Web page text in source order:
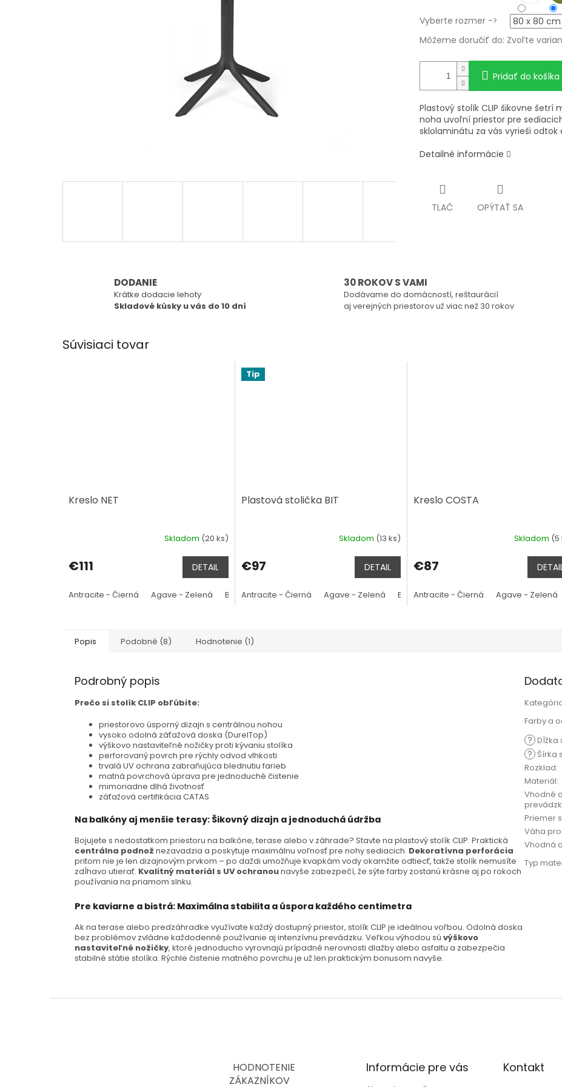
Vyberte rozmer ->
Môžeme doručiť do: Zvoľte
Pridať do košíka
Plastový stolík CLIP šikovne
noha uvoľní priestor pre
sklolaminátu za vás vyrieši odtok
Detailné informácie
TLAČ OPÝTAŤ SA
DODANIE
Krátke dodacie lehoty
Skladové kúsky u vás do 10 dní
30 ROKOV S VAMI
Dodávame do domácností, reštaurácií
aj verejných priestorov už viac než 30 rokov
Súvisiaci tovar
Kreslo NET
produktu
je
z
5
Skladom (20 ks)
€111 DETAIL
Antracite - Čierná Agave - Zelená Bianco - Biela Corallo - Červená Salice - modrá Senape - žltá Tortora - sivá
Tip
Plastová stolička BIT
Skladom (13 ks)
€97 DETAIL
Antracite - Čierná Agave - Zelená Bianco - Biela Corallo - Červená
Kreslo COSTA
Skladom (5
€87
Antracite - Čierná Agave - Zelená
Popis Podobné (8) Hodnotenie (1)
Podrobný popis
Prečo si stolík CLIP obľúbite:
priestorovo úsporný dizajn s centrálnou nohou
vysoko odolná záťažová doska (DurelTop)
výškovo nastaviteľné nožičky proti kývaniu stolíka
perforovaný povrch pre rýchly odvod vlhkosti
trvalá UV ochrana zabraňujúca blednutiu farieb
matná povrchová úprava pre jednoduché čistenie
mimoriadne dlhá životnosť
záťažová certifikácia CATAS
Na balkóny aj menšie terasy: Šikovný dizajn a jednoduchá údržba
Bojujete s nedostatkom priestoru na balkóne, terase alebo v záhrade? Stavte na plastový stolík CLIP. Praktická
centrálna podnož nezavadzia a poskytuje maximálnu voľnosť pre nohy sediacich. Dekoratívna perforácia
pritom nie je len dizajnovým prvkom – po daždi umožňuje kvapkám vody okamžite odtiecť, takže stolík nemusíte
zdĺhavo utierať. Kvalitný materiál s UV ochranounavyše zabezpečí, že sýte farby zostanú krásne aj po rokoch
používania na priamom slnku.
Pre kaviarne a bistrá: Maximálna stabilita a úspora každého centimetra
Ak na terase alebo predzáhradke využívate každý dostupný priestor, stolík CLIP je ideálnou voľbou. Odolná doska
bez problémov zvládne každodenné používanie aj intenzívnu prevádzku. Veľkou výhodou sú výškovo
nastaviteľné nožičky, ktoré jednoducho vyrovnajú prípadné nerovnosti dlažby alebo asfaltu a zabezpečia
stabilné státie stolíka. Rýchle čistenie matného povrchu je už len praktickým bonusom navyše.
Farby a
? Dĺžka
? Šírka
Rozklad:
Materiál:
Vhodné
Priemer
Váha
Vhodná
Typ
HODNOTENIE
ZÁKAZNÍKOV
Informácie pre vás Kontakt